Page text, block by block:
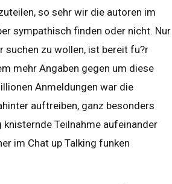
so sehr wir die autoren im
sympathisch finden oder nicht. Nur
suchen zu wollen, ist bereit fu?r
mehr Angaben gegen um diese
Anmeldungen war die
auftreiben, ganz besonders
Teilnahme aufeinander
im Chat up Talking funken